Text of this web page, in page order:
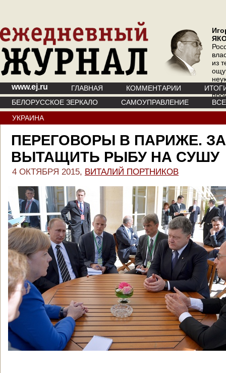
из
где
www.ej.ru ГЛАВНАЯ КОММЕНТАРИИ
БЕЛОРУССКОЕ ЗЕРКАЛО
САМОУПРАВЛЕНИЕ
УКРАИНА
ПЕРЕГОВОРЫ В ПАРИЖЕ.
ВЫТАЩИТЬ РЫБУ НА СУШУ
4 ОКТЯБРЯ 2015, ВИТАЛИЙ ПОРТНИКОВ